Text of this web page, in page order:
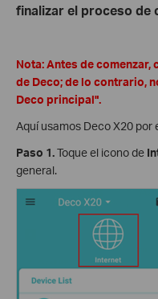
finalizar el proceso de
Nota: Antes de comenzar,
de Deco; de lo contrario,
Deco principal".
Aquí usamos Deco X20 por
Paso 1.Toque el icono de
general.